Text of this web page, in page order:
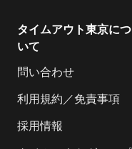
タイムアウト東京につ
いて
問い合わせ
利用規約／免責事項
採用情報